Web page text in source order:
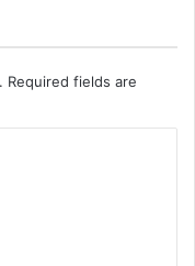
Required fields are